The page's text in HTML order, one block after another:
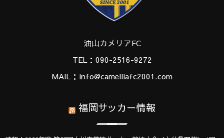
油山カメリアFC
TEL：090-2516-9272
MAIL：info@camelliafc2001.com
福岡サッカー情報